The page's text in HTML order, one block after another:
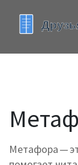
Метафора —